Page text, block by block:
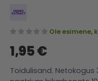
images
Ole esimene,
1,95 €
Toidulisand. Netokogus